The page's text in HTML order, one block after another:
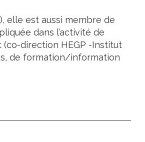
elle est aussi membre de
dans l’activité de
(co-direction HEGP -Institut
de formation/information